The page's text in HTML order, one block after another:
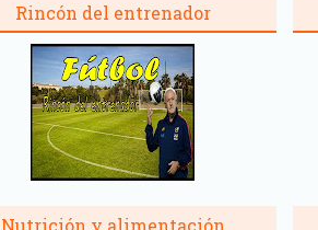
Rincón del entrenador
Nutrición y alimentación